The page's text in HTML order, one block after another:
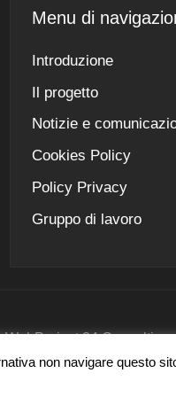
Menu di
Introduzione
Il progetto
Notizie e
Cookies Policy
Policy Privacy
Gruppo di lavoro
24 Consulting
non navigare questo